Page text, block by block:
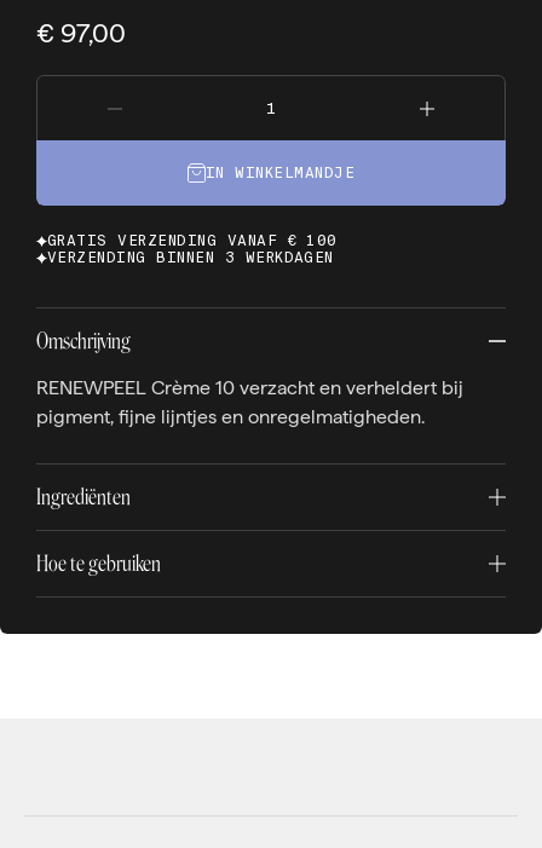
€ 97,00
IN WINKELMANDJE
GRATIS VERZENDING VANAF € 100
VERZENDING BINNEN 3 WERKDAGEN
Omschrijving
RENEWPEEL Crème 10 verzacht en verheldert bij
pigment, fijne lijntjes en onregelmatigheden.
Ingrediënten
Hoe te gebruiken